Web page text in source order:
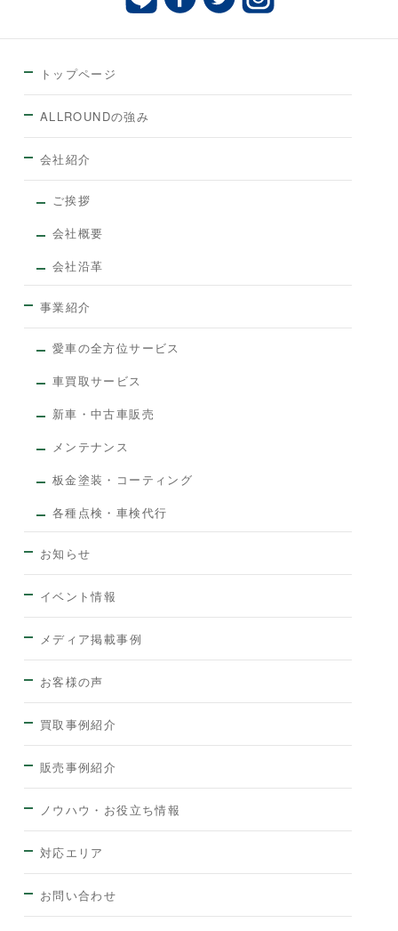
トップページ
ALLROUNDの強み
会社紹介
ご挨拶
会社概要
会社沿革
事業紹介
愛車の全方位サービス
車買取サービス
新車・中古車販売
メンテナンス
板金塗装・コーティング
各種点検・車検代行
お知らせ
イベント情報
メディア掲載事例
お客様の声
買取事例紹介
販売事例紹介
ノウハウ・お役立ち情報
対応エリア
お問い合わせ